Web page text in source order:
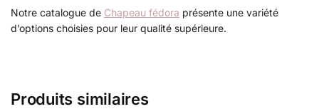
Notre catalogue de Chapeau fédora présente une variété
d’options choisies pour leur qualité supérieure.
Produits similaires